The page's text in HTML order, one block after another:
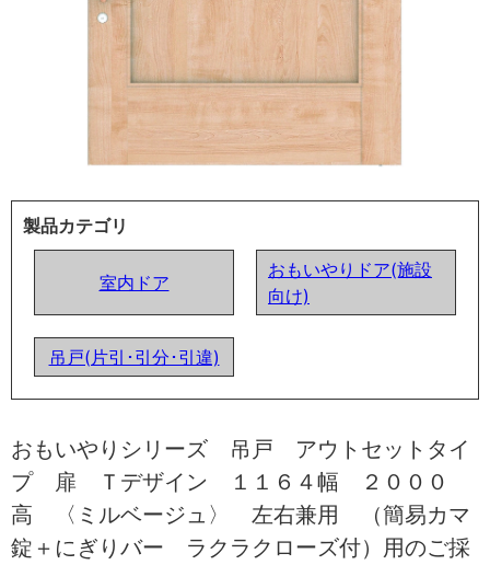
製品カテゴリ
室内ドア
おもいやりドア(施設
向け)
吊戸(片引･引分･引違)
おもいやりシリーズ 吊戸 アウトセットタイ
プ 扉 Ｔデザイン １１６４幅 ２０００
高 〈ミルベージュ〉 左右兼用 （簡易カマ
錠＋にぎりバー ラクラクローズ付）用のご採